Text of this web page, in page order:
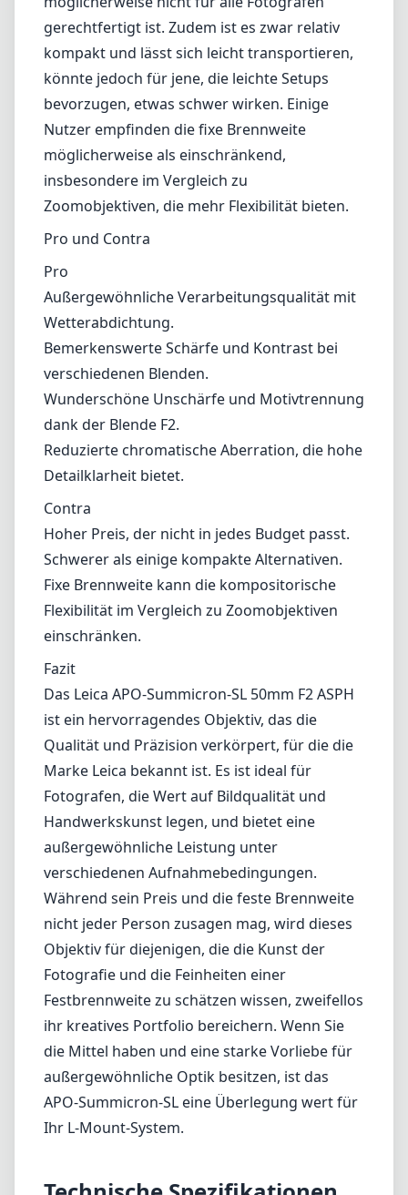
Pro und Contra
Pro
Außergewöhnliche Verarbeitungsqualität mit
Wetterabdichtung.
Bemerkenswerte Schärfe und Kontrast bei
verschiedenen Blenden.
Wunderschöne Unschärfe und Motivtrennung
dank der Blende F2.
Reduzierte chromatische Aberration, die hohe
Detailklarheit bietet.
Contra
Hoher Preis, der nicht in jedes Budget passt.
Schwerer als einige kompakte Alternativen.
Fixe Brennweite kann die kompositorische
Flexibilität im Vergleich zu Zoomobjektiven
einschränken.
Fazit
Das Leica APO-Summicron-SL 50mm F2 ASPH
ist ein hervorragendes Objektiv, das die
Qualität und Präzision verkörpert, für die die
Marke Leica bekannt ist. Es ist ideal für
Fotografen, die Wert auf Bildqualität und
Handwerkskunst legen, und bietet eine
außergewöhnliche Leistung unter
verschiedenen Aufnahmebedingungen.
Während sein Preis und die feste Brennweite
nicht jeder Person zusagen mag, wird dieses
Objektiv für diejenigen, die die Kunst der
Fotografie und die Feinheiten einer
Festbrennweite zu schätzen wissen, zweifellos
ihr kreatives Portfolio bereichern. Wenn Sie
die Mittel haben und eine starke Vorliebe für
außergewöhnliche Optik besitzen, ist das
APO-Summicron-SL eine Überlegung wert für
Ihr L-Mount-System.
Technische Spezifikationen
50mm
min. Brennweite
50mm